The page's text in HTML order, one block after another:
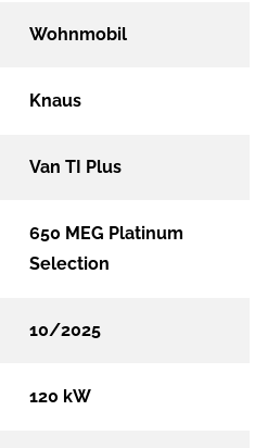
Wohnmobil
Knaus
Van TI Plus
650 MEG Platinum
Selection
10/2025
120 kW